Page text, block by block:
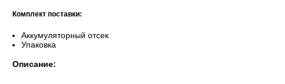
Комплект поставки:
Аккумуляторный отсек
Упаковка
Описание: